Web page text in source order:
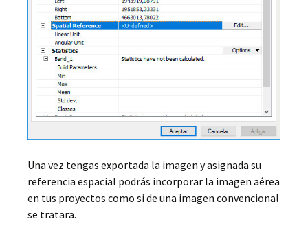
Una vez tengas exportada la imagen y asignada su
referencia espacial podrás incorporar la imagen aérea
en tus proyectos como si de una imagen convencional
se tratara.